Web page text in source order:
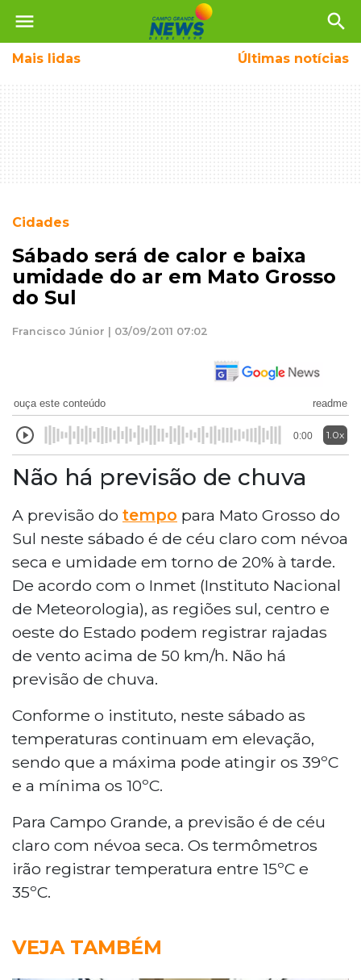
menu search
Mais lidas Últimas notícias
Cidades
Sábado será de calor e baixa
umidade do ar em Mato Grosso
do Sul
Francisco Júnior | 03/09/2011 07:02
ouça este conteúdo readme
0:00 1.0x
Não há previsão de chuva
A previsão do tempo para Mato Grosso do
Sul neste sábado é de céu claro com névoa
seca e umidade em torno de 20% à tarde.
De acordo com o Inmet (Instituto Nacional
de Meteorologia), as regiões sul, centro e
oeste do Estado podem registrar rajadas
de vento acima de 50 km/h. Não há
previsão de chuva.
Conforme o instituto, neste sábado as
temperaturas continuam em elevação,
sendo que a máxima pode atingir os 39ºC
e a mínima os 10ºC.
Para Campo Grande, a previsão é de céu
claro com névoa seca. Os termômetros
irão registrar temperatura entre 15ºC e
35ºC.
VEJA TAMBÉM